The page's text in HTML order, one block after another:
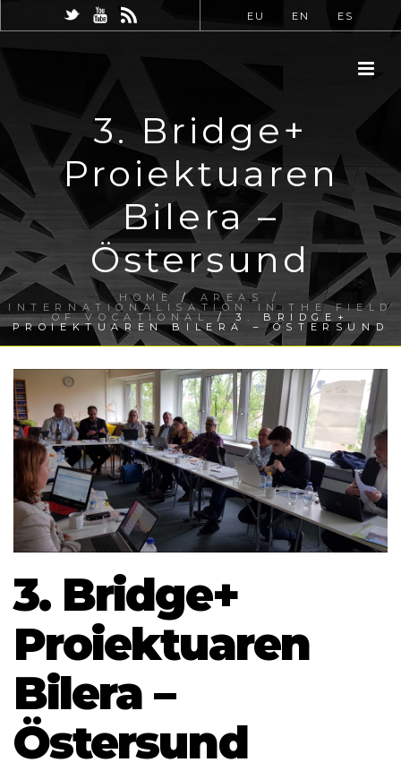
EU EN ES
3. Bridge+
Proiektuaren
Bilera –
Östersund
HOME / AREAS /
INTERNATIONALISATION IN THE FIELD
OF VOCATIONAL / 3. BRIDGE+
PROIEKTUAREN BILERA – ÖSTERSUND
3. Bridge+
Proiektuaren
Bilera –
Östersund